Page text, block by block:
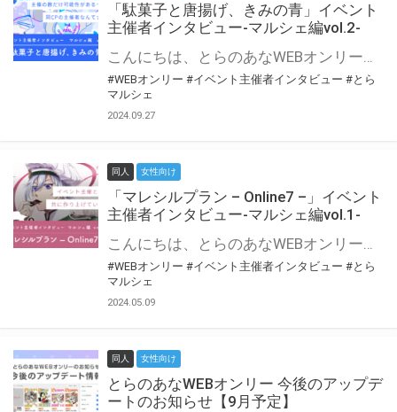
「駄菓子と唐揚げ、きみの青」イベント
主催者インタビュー-マルシェ編vol.2-
こんにちは、とらのあなWEBオンリー運営スタッフです。 新たにお届けする、イベント主催者インタビュー-マルシェ編-は、 とらのあなWEBオンリー「マルシェ」をご利用の主催様に 「マルシェ」を使ってイベントを開催した感想や心がけをお聞きする企画です。 今回は、WEBオンリー初開催「駄菓子と唐揚げ、きみの青」より、 主催のぎこ六屋様にお話を伺いました。 協力：ぎこ六屋様／イベント公式Twitter（@krkgwks） とらのあなWEBオンリー「マルシェ」とは？ WEBオンリーでリアルタイムでコミュニケーションがとれるオンライン会場です。
#WEBオンリー #イベント主催者インタビュー #とら
マルシェ
2024.09.27
同人 女性向け
「マレシルプラン – Online7 –」イベント
主催者インタビュー-マルシェ編vol.1-
こんにちは、とらのあなWEBオンリー運営スタッフです。 新たにお届けする、イベント主催者インタビュー-マルシェ編-は、 とらのあなWEBオンリー「マルシェ」をご利用した主催様に 「マルシェ」を使って開催した感想や心がけをお聞きする企画です。 今回は、WEBオンリー開催7回目迎えた「マレシルプラン – Online7 –」より、 主催の玉川うた様にお話を伺いました。 ▼マレシルプランのインタビュー前回記事 「イベント主催者インタビュー vol.6」はこちら 協力：玉川うた様（マレシルプラン実行委員会 代表）／イベント公式Twitter（@mallesil_plan） とらのあなWEBオンリー「マルシェ」とは？ WEBオンリーでリアルタイムでコミュニケーションがとれるオンライン会場です。
#WEBオンリー #イベント主催者インタビュー #とら
マルシェ
2024.05.09
同人 女性向け
とらのあなWEBオンリー 今後のアップデ
ートのお知らせ【9月予定】